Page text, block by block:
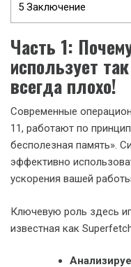
5 Заключение
Часть 1:
использует
всегда плохо!
Современные
11, работают по
бесполезная память».
эффективно
ускорения вашей
Ключевую роль здесь
известная как